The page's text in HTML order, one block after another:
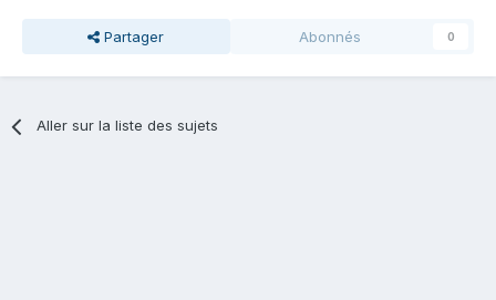
Partager Abonnés 0
Aller sur la liste des sujets